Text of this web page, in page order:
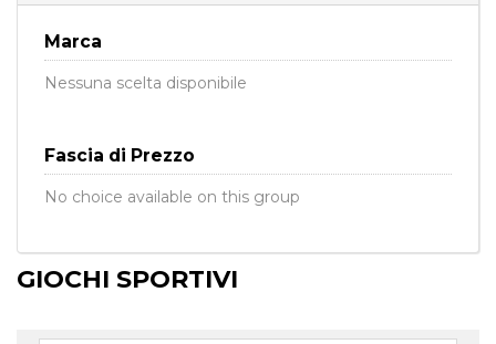
Marca
Nessuna scelta disponibile
Fascia di Prezzo
No choice available on this group
GIOCHI SPORTIVI